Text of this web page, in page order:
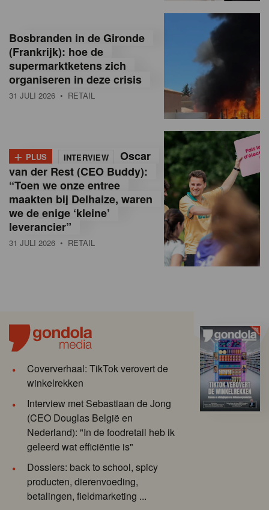
Bosbranden in de Gironde
(Frankrijk): hoe de
supermarktketens zich
organiseren in deze crisis
31 JULI 2026 • RETAIL
+ PLUS INTERVIEW
Oscar
van der Rest (CEO Buddy):
“Toen we onze entree
maakten bij Delhaize, waren
we de enige ‘kleine’
leverancier”
31 JULI 2026 • RETAIL
Coververhaal: TikTok verovert de
winkelrekken
Interview met Sebastiaan de Jong
(CEO Douglas België en
Nederland): "In de foodretail heb ik
geleerd wat efficiëntie is"
Dossiers: back to school, spicy
producten, dierenvoeding,
betalingen, fieldmarketing ...